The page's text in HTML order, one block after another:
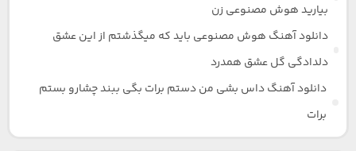
بیارید هوش مصنوعی زن
دانلود آهنگ هوش مصنوعی باید که میگذشتم از این عشق
دلدادگی گل عشق همدرد
دانلود آهنگ داس بشی من دستم برات بگی ببند چشارو بستم
برات